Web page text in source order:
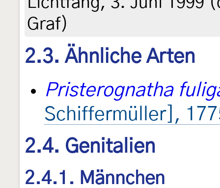
Graf)
2.3. Ähnliche Arten
Pristerognatha
Schiffermüller],
2.4. Genitalien
2.4.1. Männchen